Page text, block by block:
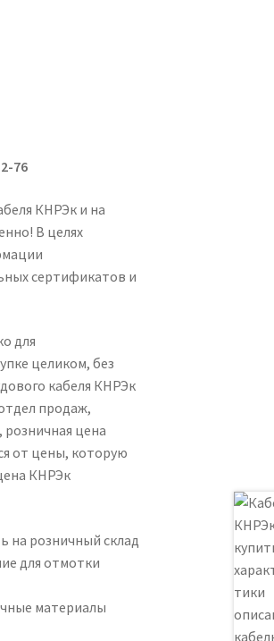
76
КНРЭк и на
В целях
сертификатов и
для
целиком, без
кабеля КНРЭк
продаж,
розничная цена
от цены, которую
КНРЭк
на розничный склад
для отмотки
материалы